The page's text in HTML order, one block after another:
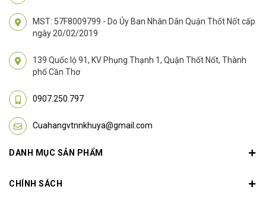
MST: 57F8009799 - Do Ủy Ban Nhân Dân Quận Thốt Nốt cấp
ngày 20/02/2019
139 Quốc lộ 91, KV Phụng Thạnh 1, Quận Thốt Nốt, Thành
phố Cần Thơ
0907.250.797
Cuahangvtnnkhuya@gmail.com
DANH MỤC SẢN PHẨM
CHÍNH SÁCH